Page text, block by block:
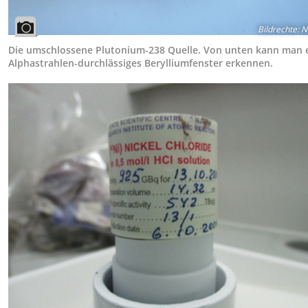
Bildrechte:
Die umschlossene Plutonium-238 Quelle. Von unten kann man
Alphastrahlen-durchlässiges Berylliumfenster erkennen.